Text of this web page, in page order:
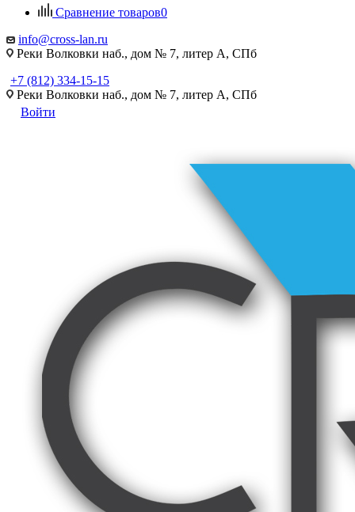
Сравнение товаров0
info@cross-lan.ru
Реки Волковки наб., дом № 7, литер А, СПб
+7 (812) 334-15-15
Реки Волковки наб., дом № 7, литер А, СПб
Войти